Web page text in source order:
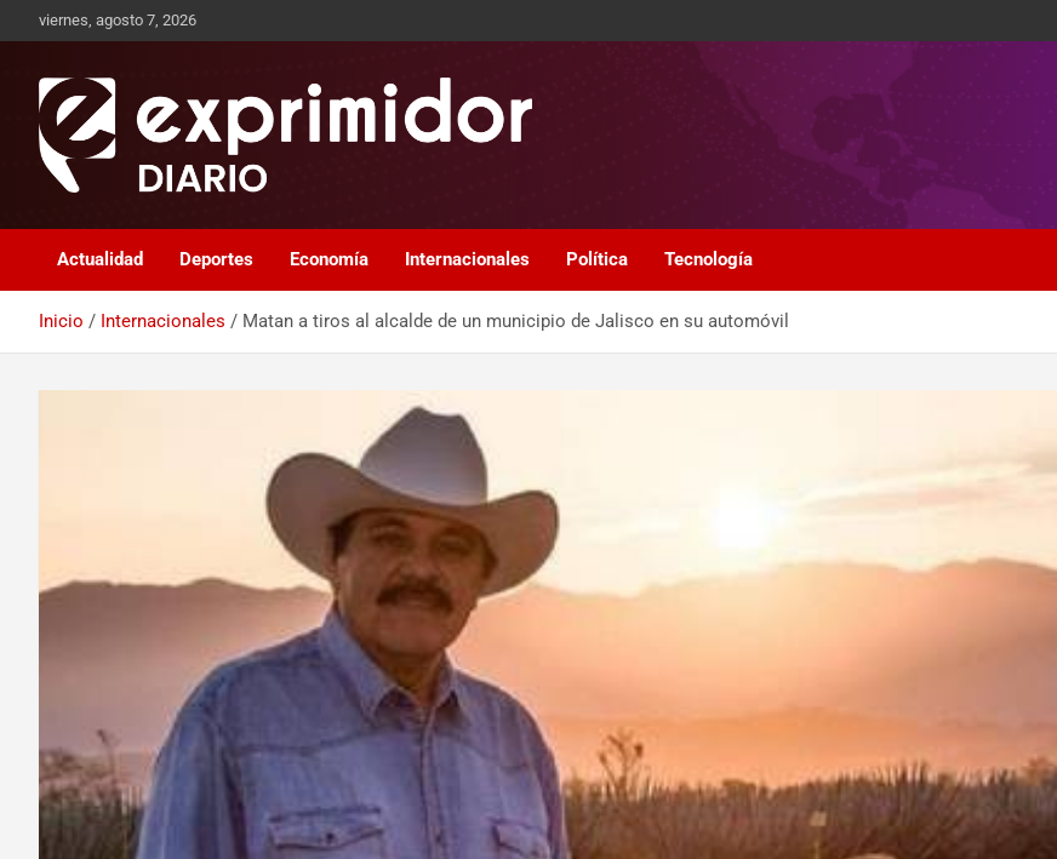
viernes, agosto 7, 2026
Exprimidor media
Actualidad Deportes Economía Internacionales Política Tecnología
Inicio Internacionales Matan a tiros al alcalde de un municipio de Jalisco en su automóvil